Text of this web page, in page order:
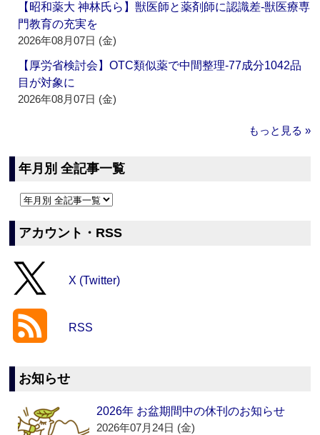
【昭和薬大 神林氏ら】獣医師と薬剤師に認識差‐獣医療専
門教育の充実を
2026年08月07日 (金)
【厚労省検討会】OTC類似薬で中間整理‐77成分1042品
目が対象に
2026年08月07日 (金)
もっと見る »
年月別 全記事一覧
アカウント・RSS
X (Twitter)
RSS
お知らせ
2026年 お盆期間中の休刊のお知らせ
2026年07月24日 (金)